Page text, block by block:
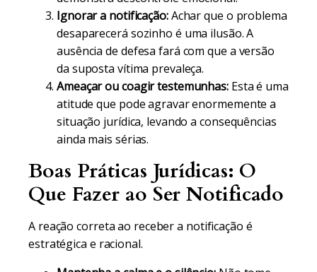
Ignorar a notificação:Achar que o problema
desaparecerá sozinho é uma ilusão. A
ausência de defesa fará com que a versão
da suposta vítima prevaleça.
Ameaçar ou coagir testemunhas: Esta é uma
atitude que pode agravar enormemente a
situação jurídica, levando a consequências
ainda mais sérias.
Boas Práticas Jurídicas: O
Que Fazer ao Ser Notificado
A reação correta ao receber a notificação é
estratégica e racional.